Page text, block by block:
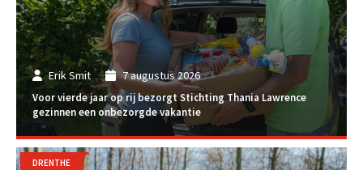
Erik Smit 7 augustus 2026
Voor vierde jaar op rij bezorgt Stichting Thania Lawrence
gezinnen een onbezorgde vakantie
DRENTHE